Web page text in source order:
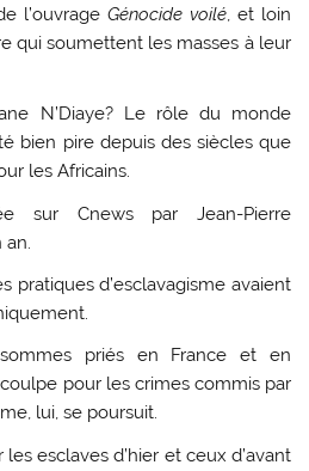
l’ouvrage Génocide voilé, et loin
qui soumettent les masses à leur
N’Diaye? Le rôle du monde
bien pire depuis des siècles que
les Africains.
sur Cnews par Jean-Pierre
pratiques d’esclavagisme avaient
priés en France et en
pour les crimes commis par
lui, se poursuit.
esclaves d’hier et ceux d’avant